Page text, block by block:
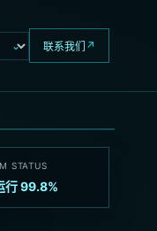
联系我们 ↗
STATUS
行 99.8%